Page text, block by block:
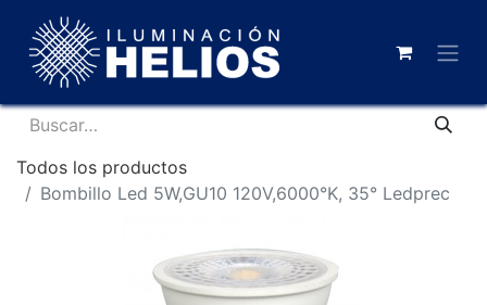
Todos los productos
Bombillo Led 5W,GU10 120V,6000°K, 35° Ledprec